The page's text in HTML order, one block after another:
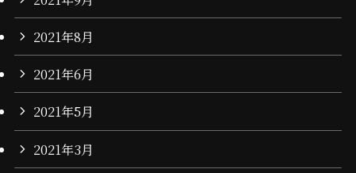
2021年8月
2021年6月
2021年5月
2021年3月